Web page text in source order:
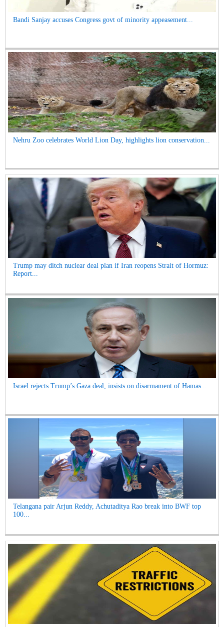
Bandi Sanjay accuses Congress govt of minority appeasement...
Nehru Zoo celebrates World Lion Day, highlights lion conservation...
Trump may ditch nuclear deal plan if Iran reopens Strait of Hormuz:
Report...
Israel rejects Trump’s Gaza deal, insists on disarmament of Hamas...
Telangana pair Arjun Reddy, Achutaditya Rao break into BWF top
100...